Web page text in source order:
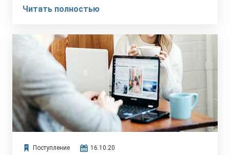
школы. По крайней мере, так было на бумаге, на деле
возможность подачи заявлений в 5 вузов на 3 любых
направления внутри каждого. Это позволило
снизить нагрузку на приёмные комиссии, не
позволяя абитуриентам подать копии в сотни вузов:
строгое ограничение даёт возможность
конкретизировать свои силы на одном направлении,
не давая распыляться.
Читать полностью
Поступление 16.10.20